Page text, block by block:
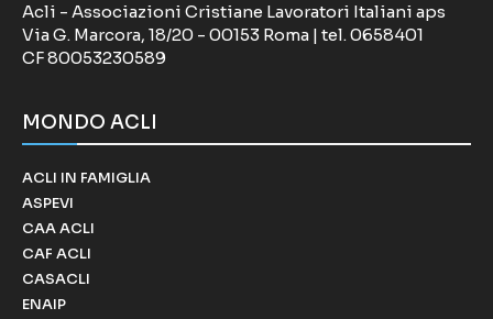
Acli - Associazioni Cristiane Lavoratori Italiani aps
Via G. Marcora, 18/20 - 00153 Roma | tel. 0658401
CF 80053230589
MONDO ACLI
ACLI IN FAMIGLIA
ASPEVI
CAA ACLI
CAF ACLI
CASACLI
ENAIP